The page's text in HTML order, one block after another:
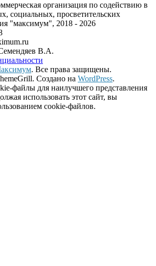
организация по содействию в
социальных, просветительских
"максимум", 2018 - 2026
В.А.
. Все права защищены.
Создано на WordPress.
файлы для наилучшего представления
использовать этот сайт, вы
cookie-файлов.